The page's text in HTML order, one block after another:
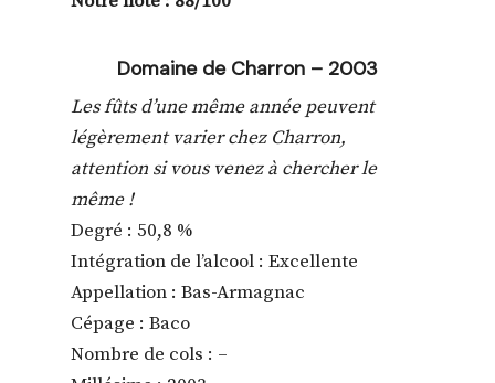
Domaine de Charron – 2003
Les fûts d’une même année peuvent
légèrement varier chez Charron,
attention si vous venez à chercher le
même !
Degré : 50,8 %
Intégration de l’alcool : Excellente
Appellation : Bas-Armagnac
Cépage : Baco
Nombre de cols : –